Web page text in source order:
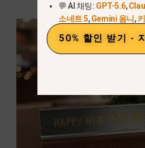
💬 AI 채팅: GPT-5.6,
소네트 5,Gemini 옴니 ,
50% 할인 받기 -